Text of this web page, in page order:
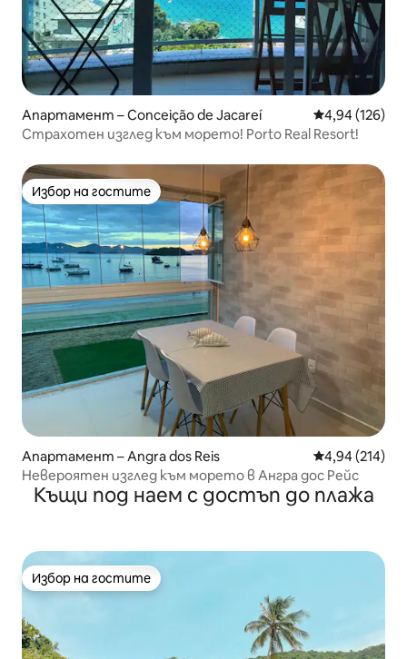
Апартамент – Conceição de Jacareí Средна
4,94 (126)
Страхотен изглед към морето! Porto Real Resort!
Избор на гостите
Избор на гостите
Апартамент – Angra dos Reis Средна
4,94 (214)
Невероятен изглед към морето в Ангра дос Рейс
Къщи под наем с достъп до плажа
Избор на гостите
Избор на гостите